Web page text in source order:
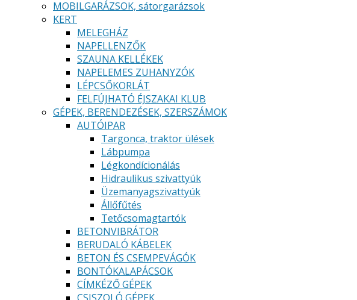
MOBILGARÁZSOK, sátorgarázsok
KERT
MELEGHÁZ
NAPELLENZŐK
SZAUNA KELLÉKEK
NAPELEMES ZUHANYZÓK
LÉPCSŐKORLÁT
FELFÚJHATÓ ÉJSZAKAI KLUB
GÉPEK, BERENDEZÉSEK, SZERSZÁMOK
AUTÓIPAR
Targonca, traktor ülések
Lábpumpa
Légkondícionálás
Hidraulikus szivattyúk
Üzemanyagszivattyúk
Állőfűtés
Tetőcsomagtartók
BETONVIBRÁTOR
BERUDALÓ KÁBELEK
BETON ÉS CSEMPEVÁGÓK
BONTÓKALAPÁCSOK
CÍMKÉZŐ GÉPEK
CSISZOLÓ GÉPEK